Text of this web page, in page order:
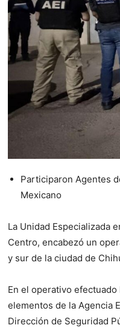
Participaron Agentes
Mexicano
La Unidad Especializada
Centro, encabezó un
y sur de la ciudad de
En el operativo
elementos de la Agencia
Dirección de Seguridad